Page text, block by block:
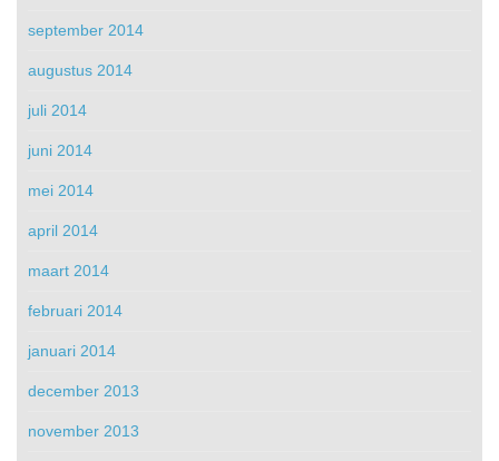
september 2014
augustus 2014
juli 2014
juni 2014
mei 2014
april 2014
maart 2014
februari 2014
januari 2014
december 2013
november 2013